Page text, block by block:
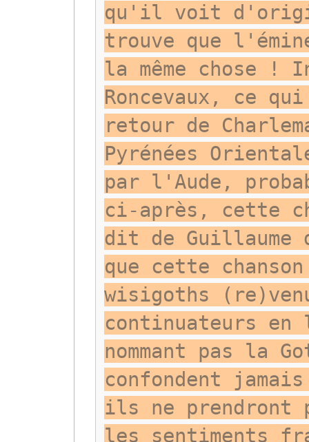
qu'il voit
trouve que
la même chose !
Roncevaux, ce
retour de
Pyrénées
par l'Aude,
ci-après, cette
dit de Guillaume
que cette
wisigoths
continuateurs en
nommant pas la
confondent
ils ne prendront
les sentiments